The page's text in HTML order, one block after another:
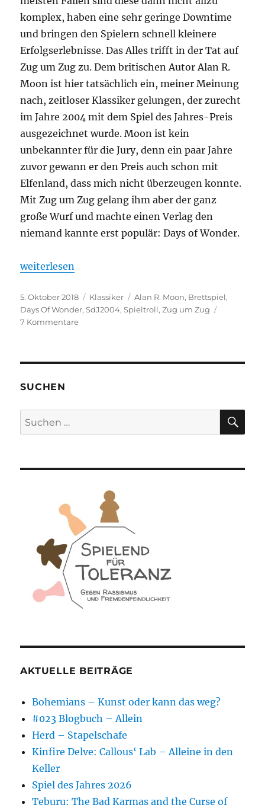
komplex, haben eine sehr geringe Downtime
und bringen den Spielern schnell kleinere
Erfolgserlebnisse. Das Alles trifft in der Tat auf
Zug um Zug zu. Dem britischen Autor Alan R.
Moon ist hier tatsächlich ein, meiner Meinung
nach, zeitloser Klassiker gelungen, der zurecht
im Jahre 2004 mit dem Spiel des Jahres-Preis
ausgezeichnet wurde. Moon ist kein
unbekannter für die Jury, denn ein paar Jahre
zuvor gewann er den Preis auch schon mit
Elfenland, dass mich nicht überzeugen konnte.
Mit Zug um Zug gelang ihm aber der ganz
große Wurf und machte einen Verlag den
niemand kannte erst populär: Days of Wonder.
„Klassiker – Zug um Zug“
weiterlesen
Veröffentlicht
am
5. Oktober 2018 Kategorien
Klassiker Schlagwörter
Alan R. Moon, Brettspiel,
Days Of Wonder,SdJ2004,Spieltroll,Zug um Zug
7 Kommentarezu
SUCHEN
Suchen
nach:
AKTUELLE BEITRÄGE
Bohemians – Kunst oder kann das weg?
#023 Blogbuch – Allein
Herd – Stapelschafe
Kinfire Delve: Callous‘ Lab – Alleine in den
Keller
Spiel des Jahres 2026
Teburu: The Bad Karmas and the Curse of